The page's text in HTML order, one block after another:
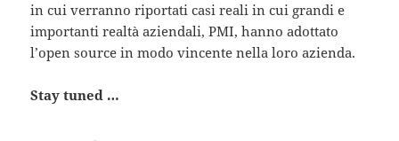
in cui verranno riportati casi reali in cui grandi e
importanti realtà aziendali, PMI, hanno adottato
l’open source in modo vincente nella loro azienda.
Stay tuned …